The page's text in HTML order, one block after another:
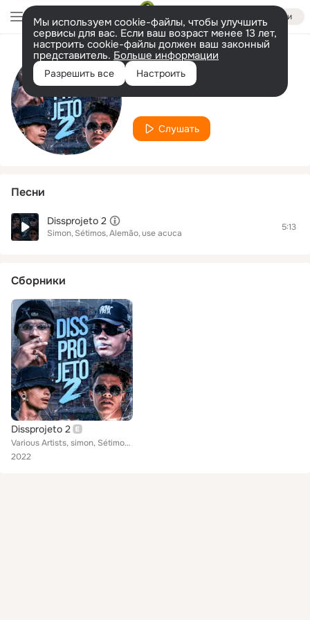
Войти
Мы используем cookie-файлы, чтобы улучшить
сервисы для вас. Если ваш возраст менее 13 лет,
настроить cookie-файлы должен ваш законный
представитель. Больше информации
Разрешить все Настроить
Исполнитель
Sétimos
Слушать
Песни
Dissprojeto 2
Simon Sétimos Alemão use acuca
5:13
Сборники
Dissprojeto 2
Various Artists, simon, Sétimos, Alemão, use acuca
2022